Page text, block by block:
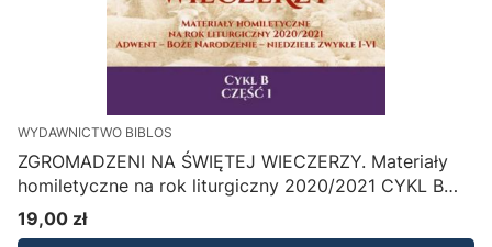
WYDAWNICTWO BIBLOS
ZGROMADZENI NA ŚWIĘTEJ WIECZERZY. Materiały
homiletyczne na rok liturgiczny 2020/2021 CYKL B
część 1
Cena
19,00 zł